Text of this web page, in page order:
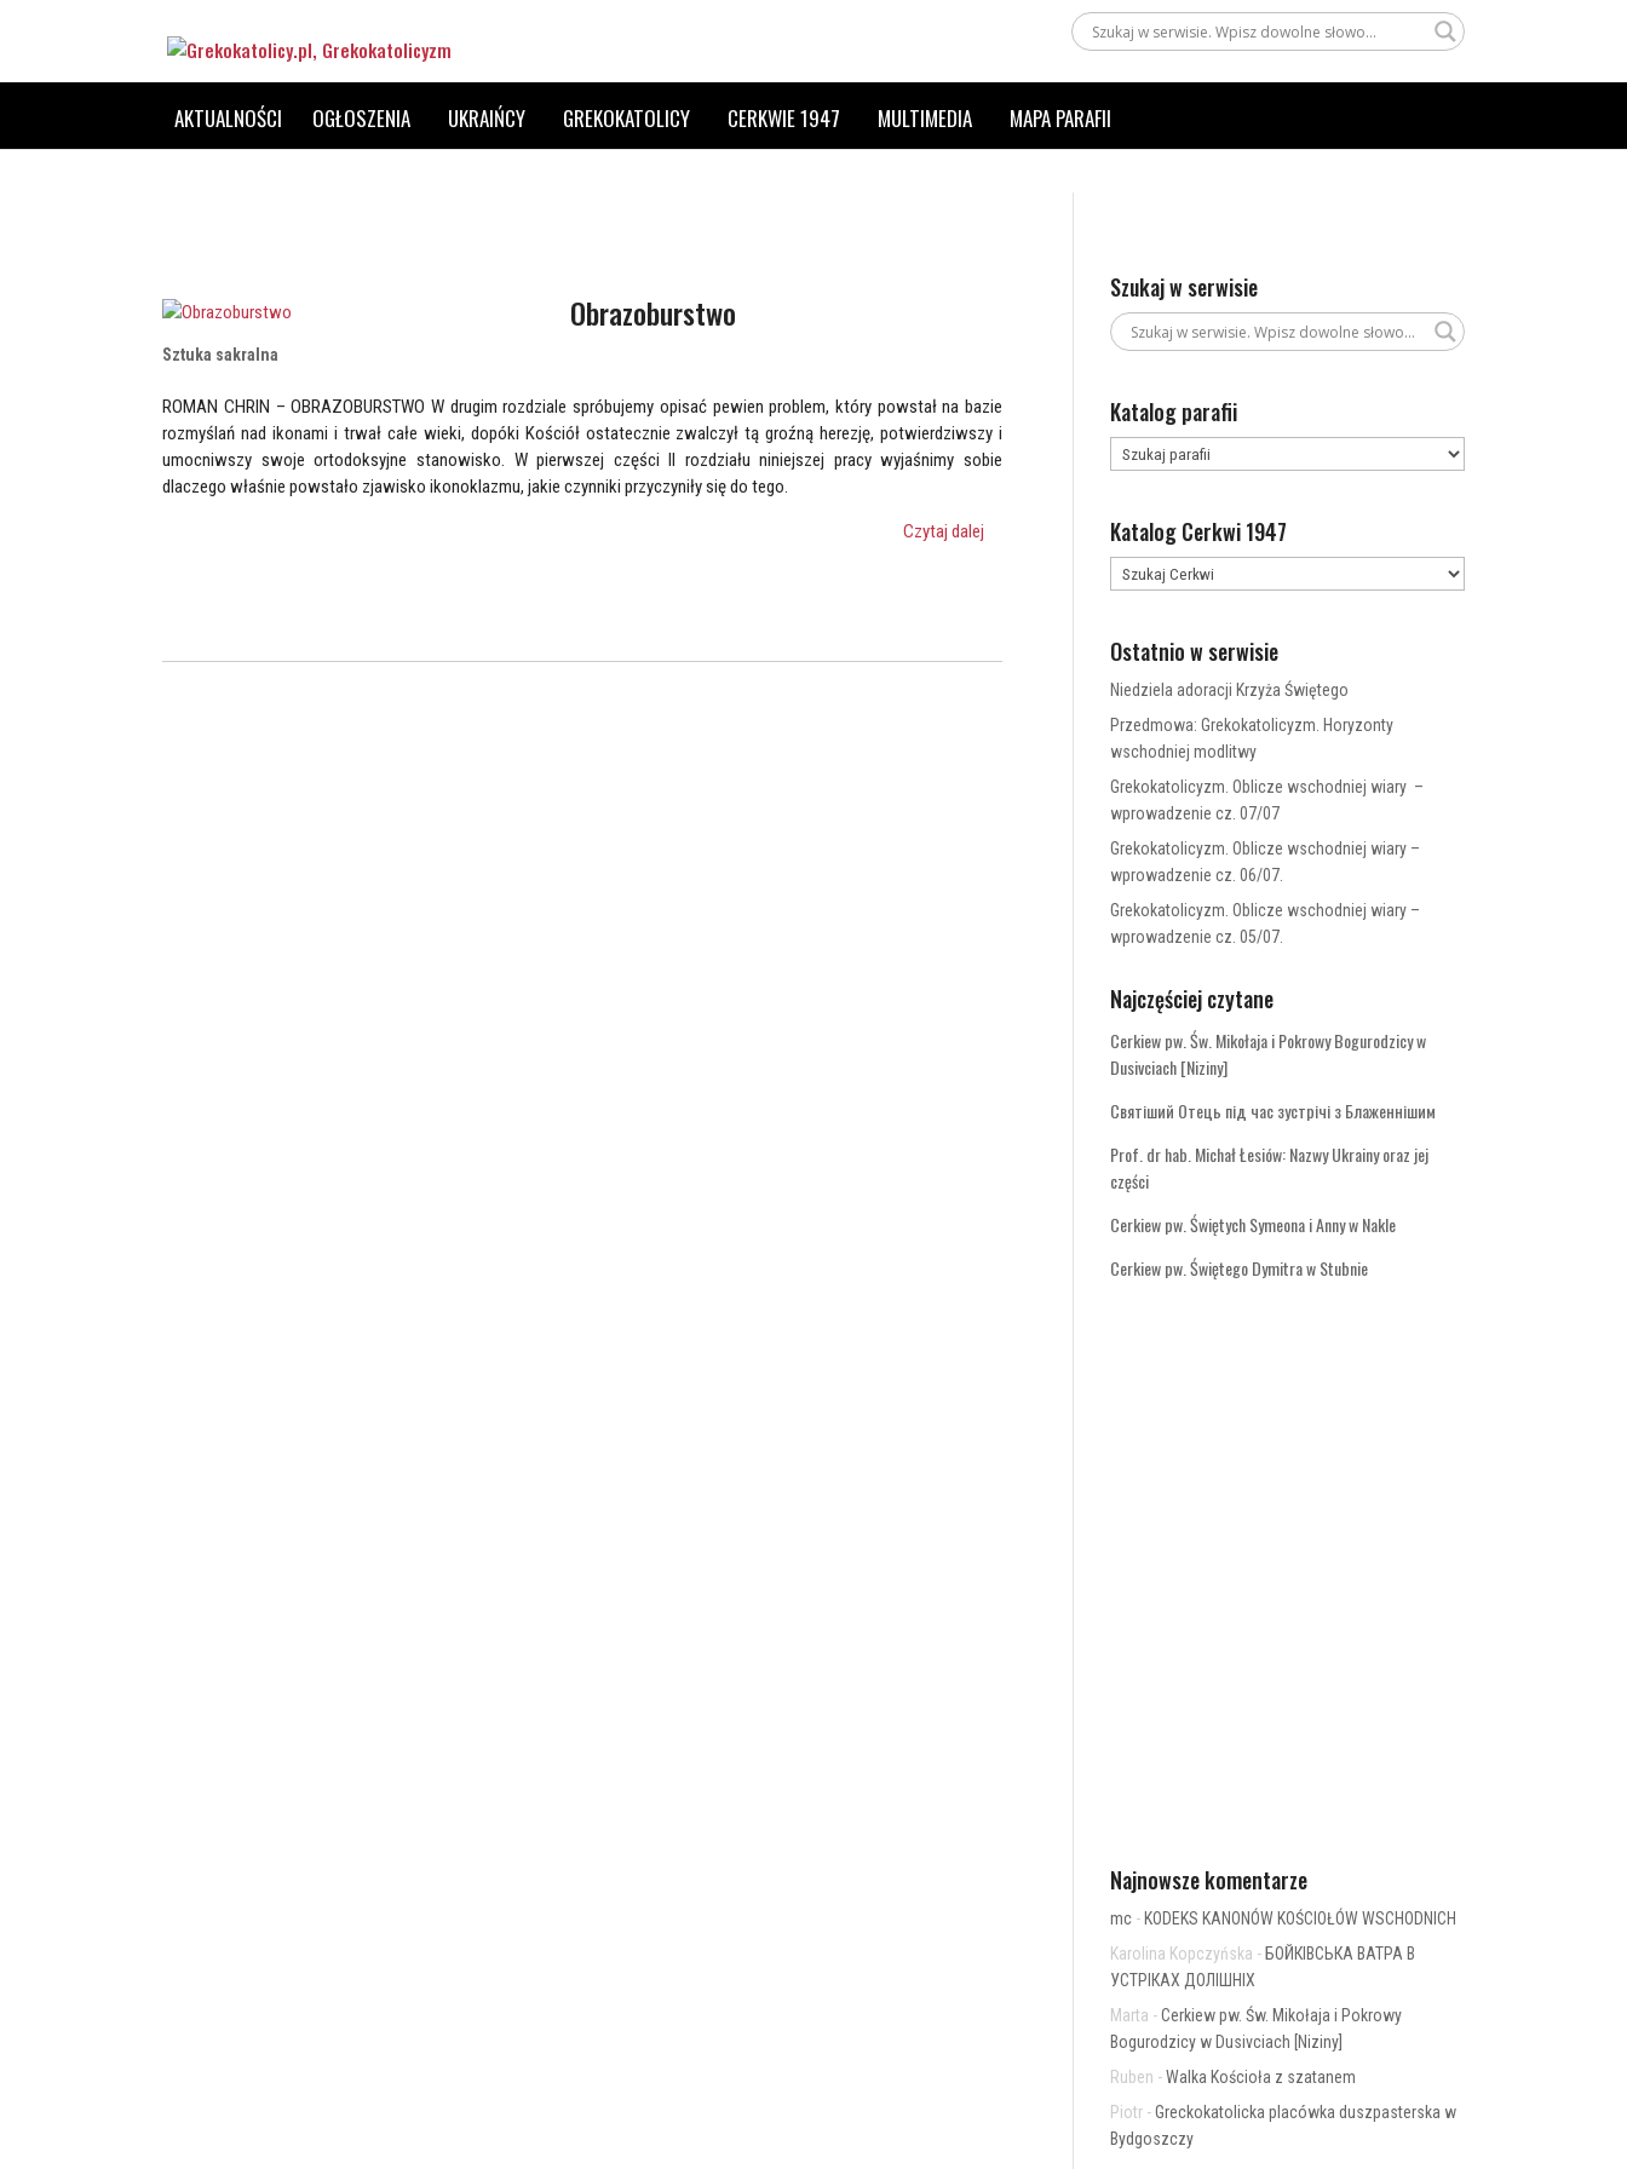
AKTUALNOŚCI OGŁOSZENIA UKRAIŃCY GREKOKATOLICY CERKWIE 1947 MULTIMEDIA MAPA PARAFII
Obrazoburstwo
Sztuka sakralna
ROMAN CHRIN – OBRAZOBURSTWO W drugim rozdziale spróbujemy opisać pewien problem, który powstał na bazie
rozmyślań nad ikonami i trwał całe wieki, dopóki Kościół ostatecznie zwalczył tą groźną herezję, potwierdziwszy i
umocniwszy swoje ortodoksyjne stanowisko. W pierwszej części II rozdziału niniejszej pracy wyjaśnimy sobie
dlaczego właśnie powstało zjawisko ikonoklazmu, jakie czynniki przyczyniły się do tego.
Czytaj dalej
Szukaj w serwisie
Katalog parafii
Katalog Cerkwi 1947
Ostatnio w serwisie
Niedziela adoracji Krzyża Świętego
Przedmowa: Grekokatolicyzm. Horyzonty
wschodniej modlitwy
Grekokatolicyzm. Oblicze wschodniej wiary –
wprowadzenie cz. 07/07
Grekokatolicyzm. Oblicze wschodniej wiary –
wprowadzenie cz. 06/07.
Grekokatolicyzm. Oblicze wschodniej wiary –
wprowadzenie cz. 05/07.
Najczęściej czytane
Cerkiew pw. Św. Mikołaja i Pokrowy Bogurodzicy w
Dusivciach [Niziny]
Святіший Отець під час зустрічі з Блаженнішим
Prof. dr hab. Michał Łesiów: Nazwy Ukrainy oraz jej
części
Cerkiew pw. Świętych Symeona i Anny w Nakle
Cerkiew pw. Świętego Dymitra w Stubnie
Najnowsze komentarze
mc - KODEKS KANONÓW KOŚCIOŁÓW WSCHODNICH
Karolina Kopczyńska - БОЙКІВСЬКА ВАТРА В
УСТРІКАХ ДОЛІШНІХ
Marta -Cerkiew pw. Św. Mikołaja i Pokrowy
Bogurodzicy w Dusivciach [Niziny]
Ruben -Walka Kościoła z szatanem
Piotr -Greckokatolicka placówka duszpasterska w
Bydgoszczy